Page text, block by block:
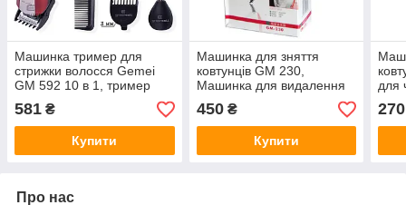
Машинка тример для
стрижки волосся Gemei
GM 592 10 в 1, тример
581 ₴
Купити
Машинка для зняття
ковтунців GM 230,
Машинка для видалення
зняття ковтунців з одягу та
меблів
450₴
Купити
для
270
Про нас